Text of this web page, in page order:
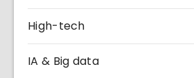
High-tech
IA & Big data